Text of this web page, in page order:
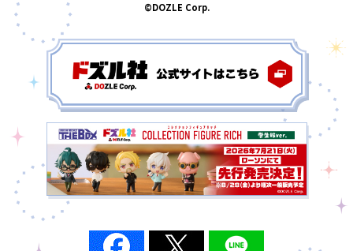
©DOZLE Corp.